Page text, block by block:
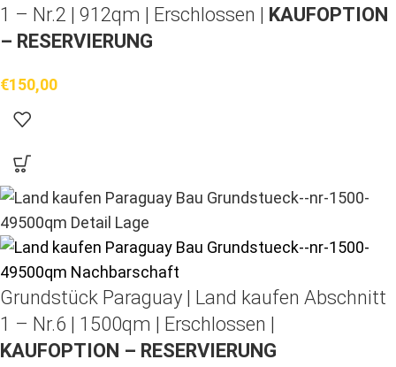
1 – Nr.2 | 912qm | Erschlossen | KAUFOPTION
– RESERVIERUNG
€150,00
Grundstück Paraguay | Land kaufen Abschnitt
1 – Nr.6 | 1500qm | Erschlossen |
KAUFOPTION – RESERVIERUNG